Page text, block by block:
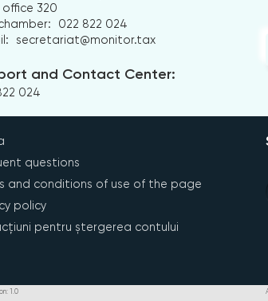
office 320
022 822 024
secretariat@monitor.tax
and Contact Center:
024
questions
and conditions of use of the page
policy
pentru ștergerea contului
1.0